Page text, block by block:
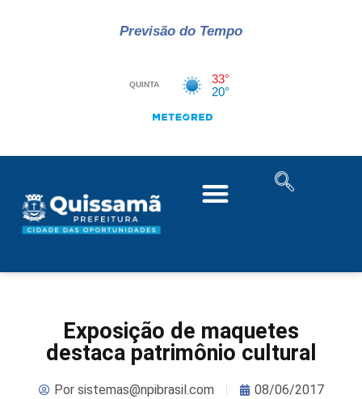
Previsão do Tempo
Exposição de maquetes
destaca patrimônio cultural
Porsistemas@npibrasil.com 08/06/2017